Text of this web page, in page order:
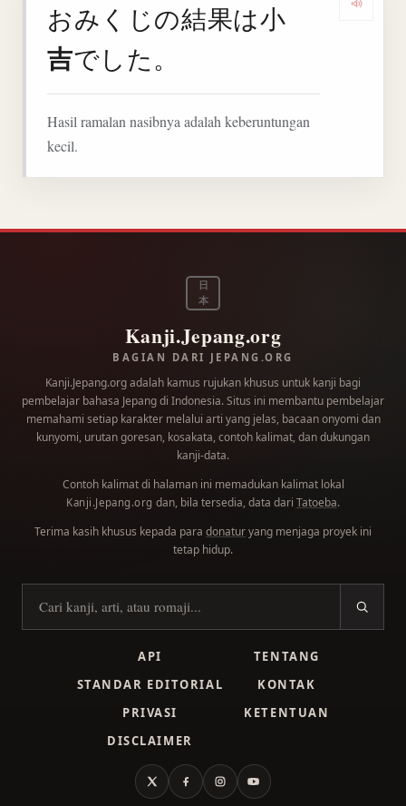
おみくじの結果は小
吉でした。
Hasil ramalan nasibnya adalah keberuntungan
kecil.
日
本
Kanji.Jepang.org
BAGIAN DARI JEPANG.ORG
Kanji.Jepang.org adalah kamus rujukan khusus untuk kanji bagi
pembelajar bahasa Jepang di Indonesia. Situs ini membantu pembelajar
memahami setiap karakter melalui arti yang jelas, bacaan onyomi dan
kunyomi, urutan goresan, kosakata, contoh kalimat, dan dukungan
kanji-data.
Contoh kalimat di halaman ini memadukan kalimat lokal
Kanji.Jepang.org dan, bila tersedia, data dari Tatoeba.
Terima kasih khusus kepada para donaturyang menjaga proyek ini
tetap hidup.
Cari kanji
API
TENTANG
STANDAR EDITORIAL
KONTAK
PRIVASI
KETENTUAN
DISCLAIMER
X FacebookInstagramYouTube